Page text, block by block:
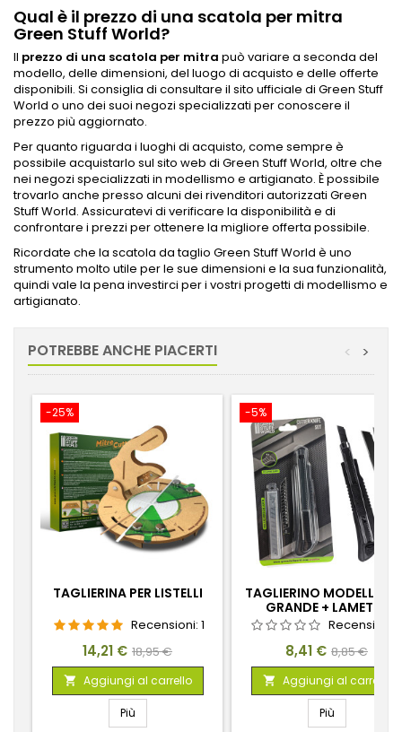
Qual è il prezzo di una scatola per mitra
Green Stuff World?
Il prezzo di una scatola per mitra può variare a seconda del
modello, delle dimensioni, del luogo di acquisto e delle offerte
disponibili. Si consiglia di consultare il sito ufficiale di Green Stuff
World o uno dei suoi negozi specializzati per conoscere il
prezzo più aggiornato.
Per quanto riguarda i luoghi di acquisto, come sempre è
possibile acquistarlo sul sito web di Green Stuff World, oltre che
nei negozi specializzati in modellismo e artigianato. È possibile
trovarlo anche presso alcuni dei rivenditori autorizzati Green
Stuff World. Assicuratevi di verificare la disponibilità e di
confrontare i prezzi per ottenere la migliore offerta possibile.
Ricordate che la scatola da taglio Green Stuff World è uno
strumento molto utile per le sue dimensioni e la sua funzionalità,
quindi vale la pena investirci per i vostri progetti di modellismo e
artigianato.
POTREBBE ANCHE PIACERTI >
<
-25%
TAGLIERINA PER LISTELLI
Recensioni: 1
Prezzo
14,21 € Prezzo
base
18,95 €
 Aggiungi al carrello
Più
-5%
TAGLIERINO
GRANDE + LAMETTE
ACCIAIO NERO
Recensioni:
Prezzo
8,41 € Prezzo
base
8,85 €
 Aggiungi al carrello
Più